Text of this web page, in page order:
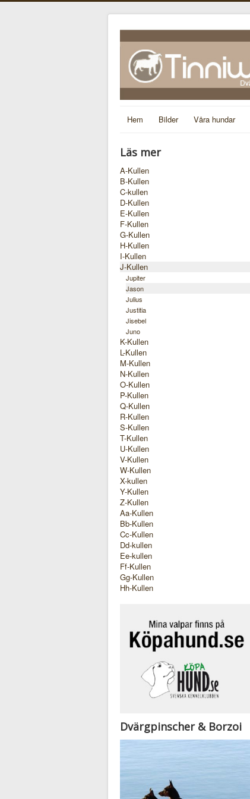
Hem Bilder Våra hundar
Läs mer
A-Kullen
B-Kullen
C-kullen
D-Kullen
E-Kullen
F-Kullen
G-Kullen
H-Kullen
I-Kullen
J-Kullen
Jupiter
Jason
Julius
Justitia
Jisebel
Juno
K-Kullen
L-Kullen
M-Kullen
N-Kullen
O-Kullen
P-Kullen
Q-Kullen
R-Kullen
S-Kullen
T-Kullen
U-Kullen
V-Kullen
W-Kullen
X-kullen
Y-Kullen
Z-Kullen
Aa-Kullen
Bb-Kullen
Cc-Kullen
Dd-kullen
Ee-kullen
Ff-Kullen
Gg-Kullen
Hh-Kullen
Dvärgpinscher & Borzoi